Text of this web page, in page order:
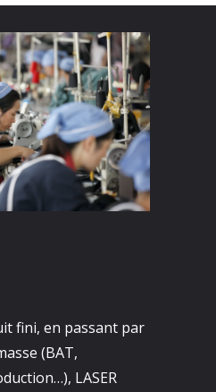
fini, en passant par
(BAT,
LASER